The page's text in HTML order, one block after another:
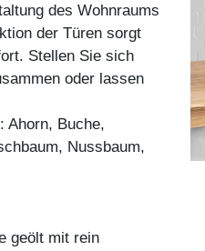
des Wohnraums
der Türen sorgt
Stellen Sie sich
oder lassen
Ahorn, Buche,
Nussbaum,
geölt mit rein